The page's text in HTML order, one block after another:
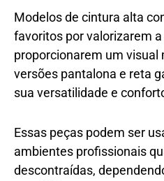
Modelos de cintura alta
favoritos por valorizarem
proporcionarem um visual
versões pantalona e reta
sua versatilidade e
Essas peças podem ser
ambientes profissionais
descontraídas,